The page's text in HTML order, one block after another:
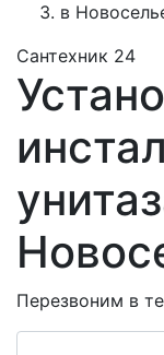
в
Сантехник 24
Перезвоним в